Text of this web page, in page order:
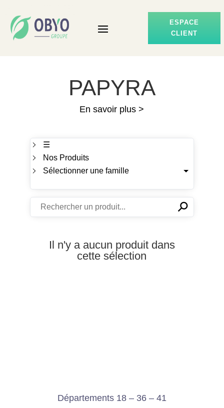
ESPACE
CLIENT
PAPYRA
En savoir plus >
☰
Nos Produits
Sélectionner une famille
✕⚲
Il n'y a aucun produit dans
cette sélection
Départements 18 – 36 – 41